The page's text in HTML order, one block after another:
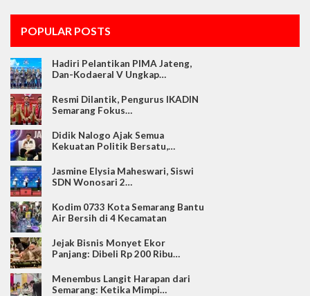
POPULAR POSTS
Hadiri Pelantikan PIMA Jateng,
Dan-Kodaeral V Ungkap…
Resmi Dilantik, Pengurus IKADIN
Semarang Fokus…
Didik Nalogo Ajak Semua
Kekuatan Politik Bersatu,…
Jasmine Elysia Maheswari, Siswi
SDN Wonosari 2…
Kodim 0733 Kota Semarang Bantu
Air Bersih di 4 Kecamatan
Jejak Bisnis Monyet Ekor
Panjang: Dibeli Rp 200 Ribu…
Menembus Langit Harapan dari
Semarang: Ketika Mimpi…